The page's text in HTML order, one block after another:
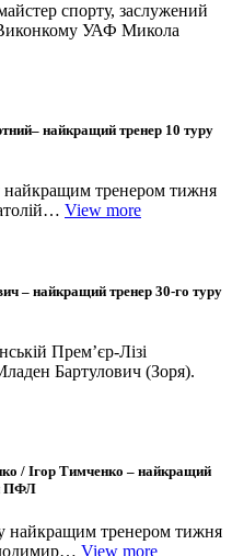
спорту, заслужений
УАФ Микола
найкращий тренер 10 туру
найкращим тренером тижня
View more
– найкращий тренер 30-го туру
Прем’єр-Лізі
Бартулович (Зоря).
/ Ігор Тимченко – найкращий
ПФЛ
найкращим тренером тижня
View more